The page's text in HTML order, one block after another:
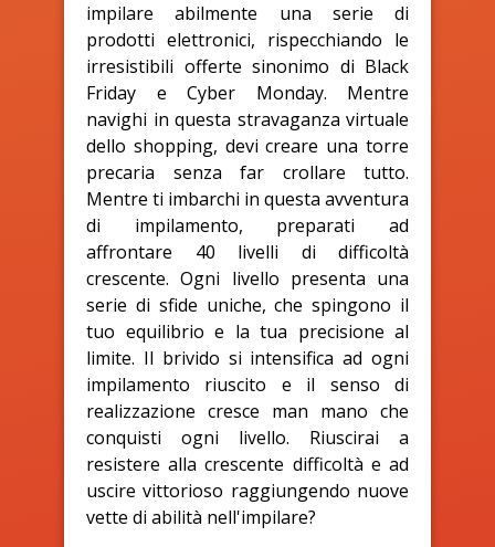
impilare abilmente una serie di
prodotti elettronici, rispecchiando le
irresistibili offerte sinonimo di Black
Friday e Cyber Monday. Mentre
navighi in questa stravaganza virtuale
dello shopping, devi creare una torre
precaria senza far crollare tutto.
Mentre ti imbarchi in questa avventura
di impilamento, preparati ad
affrontare 40 livelli di difficoltà
crescente. Ogni livello presenta una
serie di sfide uniche, che spingono il
tuo equilibrio e la tua precisione al
limite. Il brivido si intensifica ad ogni
impilamento riuscito e il senso di
realizzazione cresce man mano che
conquisti ogni livello. Riuscirai a
resistere alla crescente difficoltà e ad
uscire vittorioso raggiungendo nuove
vette di abilità nell'impilare?